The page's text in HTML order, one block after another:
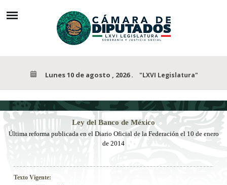
Lunes 10 de agosto , 2026. "LXVI Legislatura"
Ley del Banco de México
Última reforma publicada en el Diario Oficial de la Federación el 10 de enero
de 2014
Texto Vigente: